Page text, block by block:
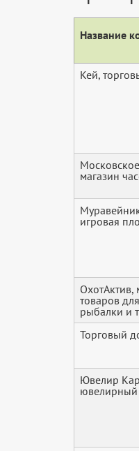
Название
Кей,
магазин
игровая
ОхотАктив,
товаров
рыбалки и
Торговый
Ювелир
ювелирный